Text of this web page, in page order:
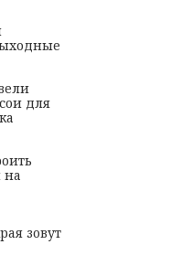
для
на
зовут